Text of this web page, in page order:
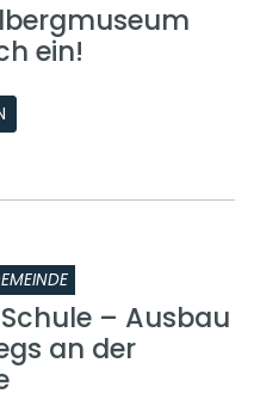
ein!
– Ausbau
an der